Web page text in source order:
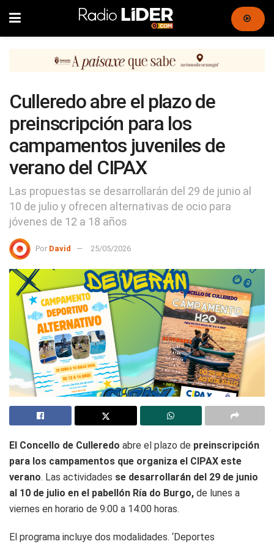
Culleredo abre el plazo de
preinscripción para los
campamentos juveniles de
verano del CIPAX
Las propuestas se desarrollarán del 29 de junio al
10 de julio y ofrecen alternativas de ocio para
jóvenes de 12 a 18 años
Por David 25/05/2026
El Concello de Culleredo abre el plazo de preinscripción
para los campamentos que organiza el CIPAX este
verano. Las actividades se desarrollarán del 29 de junio
al 10 de julio en el pabellón Ría do Burgo, de lunes a
viernes en horario de 9:00 a 14:00 horas.
El programa incluye dos modalidades. ‘Deportes